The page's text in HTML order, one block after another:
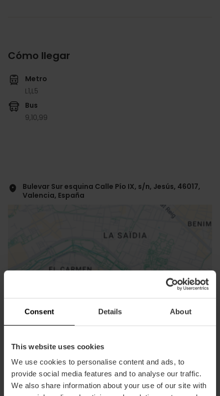
Consent Details About
This website uses cookies
We use cookies to personalise content and ads, to
provide social media features and to analyse our traffic.
We also share information about your use of our site with
Cómo llegar
Metro
L1,L5
Bus
9,10,99
Bulevar Sur esquina Calle Pío IX, s/n, Jesús, 46017,
Valencia, España
Activar mapa